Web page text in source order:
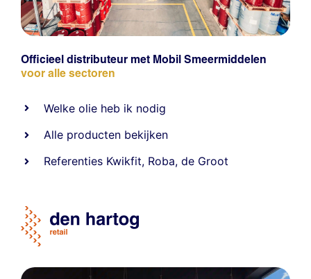
Officieel distributeur met Mobil Smeermiddelen
voor alle sectoren
Welke olie heb ik nodig
Alle producten bekijken
Referenties Kwikfit, Roba,de Groot